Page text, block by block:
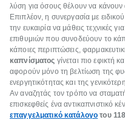
λύση για όσους θέλουν να
Επιπλέον, η συνεργασία με
την ευκαιρία να μάθεις τεχνικές
επιθυμιών που συνοδεύουν το
κάποιες περιπτώσεις,
καπνίσματος γίνεται πιο εφικτή
αφορούν μόνο τη βελτίωση της
ενεργητικότητας και της
Αν αναζητάς τον τρόπο να
επισκεφθείς ένα αντικαπνιστικό
επαγγελματικό κατάλογο του